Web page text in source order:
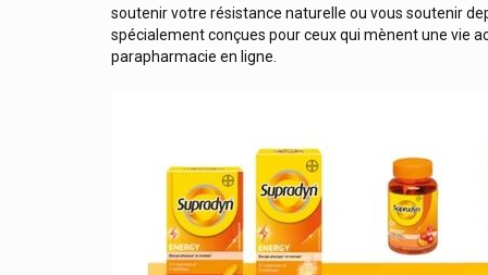
soutenir votre résistance naturelle ou vous soutenir
spécialement conçues pour ceux qui mènent une vie
parapharmacie en ligne.
Solidea Collants Et Bas
Solidpharma Pure
Sophartex/delpharm Evreux